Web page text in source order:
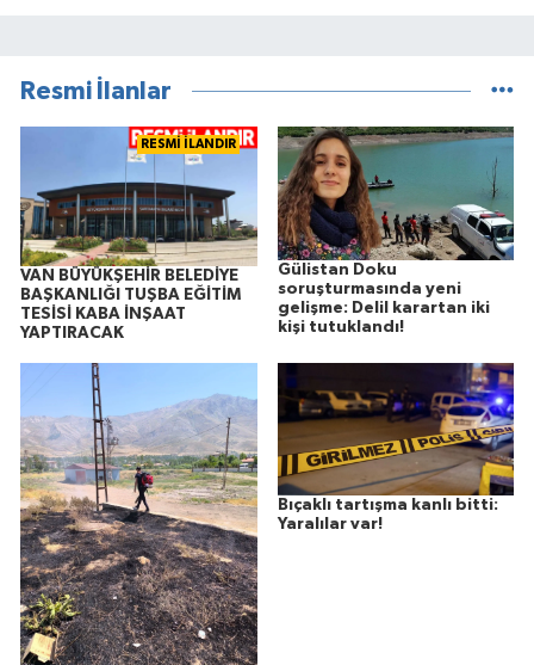
Resmi İlanlar
RESMİ İLANDIR
VAN BÜYÜKŞEHİR BELEDİYE
BAŞKANLIĞI TUŞBA EĞİTİM
TESİSİ KABA İNŞAAT
YAPTIRACAK
Gülistan Doku
soruşturmasında yeni
gelişme: Delil karartan iki
kişi tutuklandı!
Bıçaklı tartışma kanlı bitti:
Yaralılar var!